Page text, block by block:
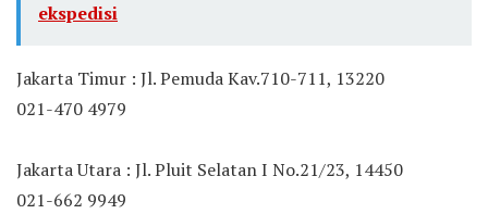
ekspedisi
Jakarta Timur : Jl. Pemuda Kav.710-711, 13220
021-470 4979
Jakarta Utara : Jl. Pluit Selatan I No.21/23, 14450
021-662 9949